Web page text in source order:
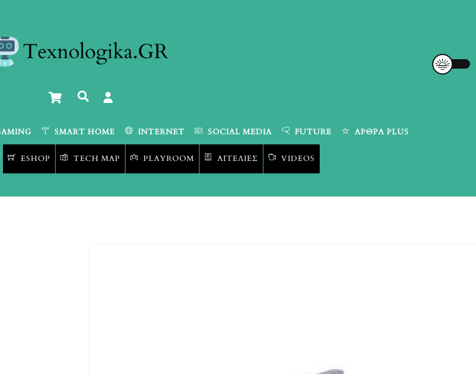
Cart Αναζήτηση
SMART HOME INTERNET SOCIAL MEDIA FUTURE ΆΡΘΡΑ PLUS
ESHOP TECH MAP PLAYROOM ΑΓΓΕΛΊΕΣ VIDEOS